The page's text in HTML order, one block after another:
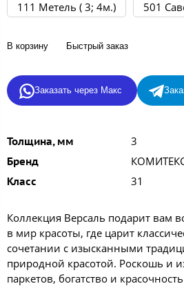
111 Метель ( 3; 4м.)
501
В корзину Быстрый заказ
Заказать через Макс
Толщина, мм 3
Бренд
Класс 31
Коллекция Версаль подарит вам
в мир красоты, где царит
сочетании с изысканными
природной красотой. Роскошь и
паркетов, богатство и